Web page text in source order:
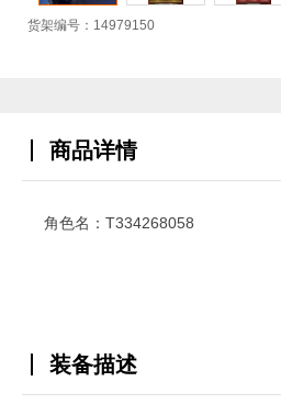
货架编号：14979150
商品详情
角色名：T334268058
装备描述